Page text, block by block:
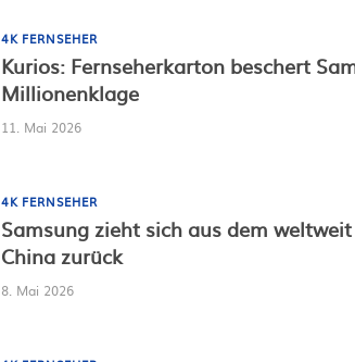
4K FERNSEHER
Kurios: Fernseherkarton beschert
Millionenklage
11. Mai 2026
4K FERNSEHER
Samsung zieht sich aus dem
China zurück
8. Mai 2026